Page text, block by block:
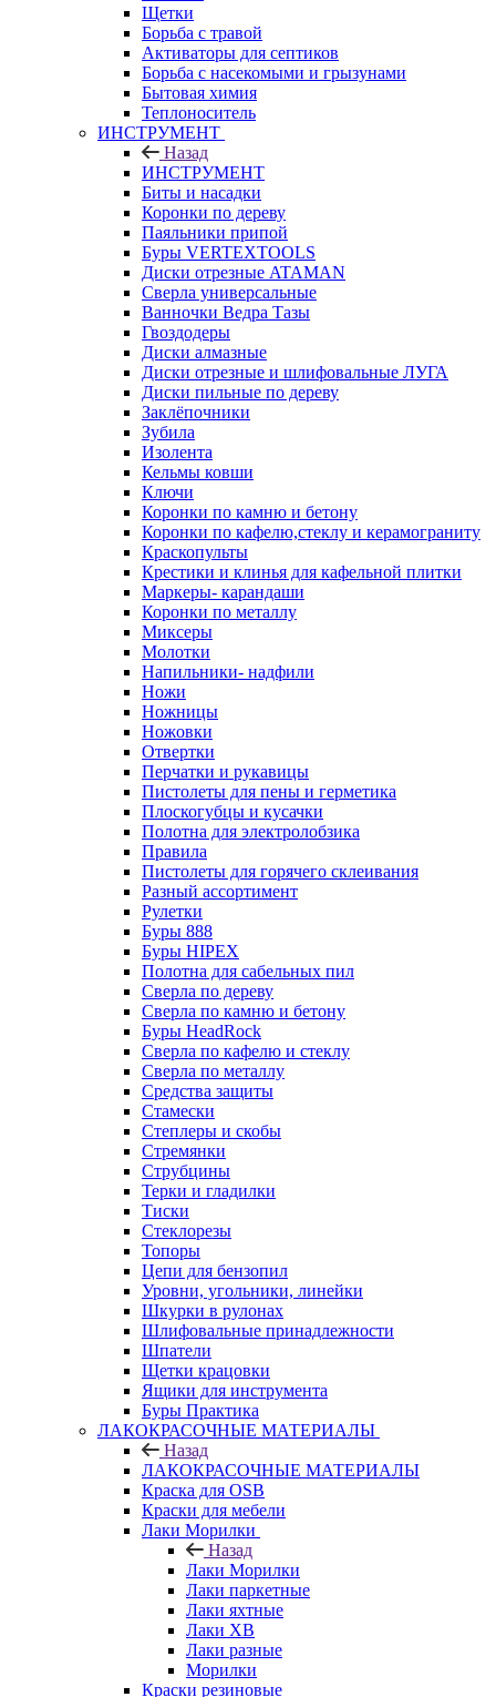
Щетки
Борьба с травой
Активаторы для септиков
Борьба с насекомыми и грызунами
Бытовая химия
Теплоноситель
ИНСТРУМЕНТ
Назад
ИНСТРУМЕНТ
Биты и насадки
Коронки по дереву
Паяльники припой
Буры VERTEXTOOLS
Диски отрезные ATAMAN
Сверла универсальные
Ванночки Ведра Тазы
Гвоздодеры
Диски алмазные
Диски отрезные и шлифовальные ЛУГА
Диски пильные по дереву
Заклёпочники
Зубила
Изолента
Кельмы ковши
Ключи
Коронки по камню и бетону
Коронки по кафелю,стеклу и керамограниту
Краскопульты
Крестики и клинья для кафельной плитки
Маркеры- карандаши
Коронки по металлу
Миксеры
Молотки
Напильники- надфили
Ножи
Ножницы
Ножовки
Отвертки
Перчатки и рукавицы
Пистолеты для пены и герметика
Плоскогубцы и кусачки
Полотна для электролобзика
Правила
Пистолеты для горячего склеивания
Разный ассортимент
Рулетки
Буры 888
Буры HIPEX
Полотна для сабельных пил
Сверла по дереву
Сверла по камню и бетону
Буры HeadRock
Сверла по кафелю и стеклу
Сверла по металлу
Средства защиты
Стамески
Степлеры и скобы
Стремянки
Струбцины
Терки и гладилки
Тиски
Стеклорезы
Топоры
Цепи для бензопил
Уровни, угольники, линейки
Шкурки в рулонах
Шлифовальные принадлежности
Шпатели
Щетки крацовки
Ящики для инструмента
Буры Практика
ЛАКОКРАСОЧНЫЕ МАТЕРИАЛЫ
Назад
ЛАКОКРАСОЧНЫЕ МАТЕРИАЛЫ
Краска для OSB
Краски для мебели
Лаки Морилки
Назад
Лаки Морилки
Лаки паркетные
Лаки яхтные
Лаки ХВ
Лаки разные
Морилки
Краски резиновые